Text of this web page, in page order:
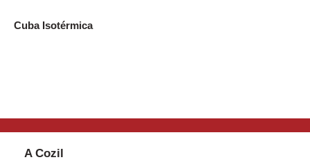
Cuba Isotérmica
A Cozil